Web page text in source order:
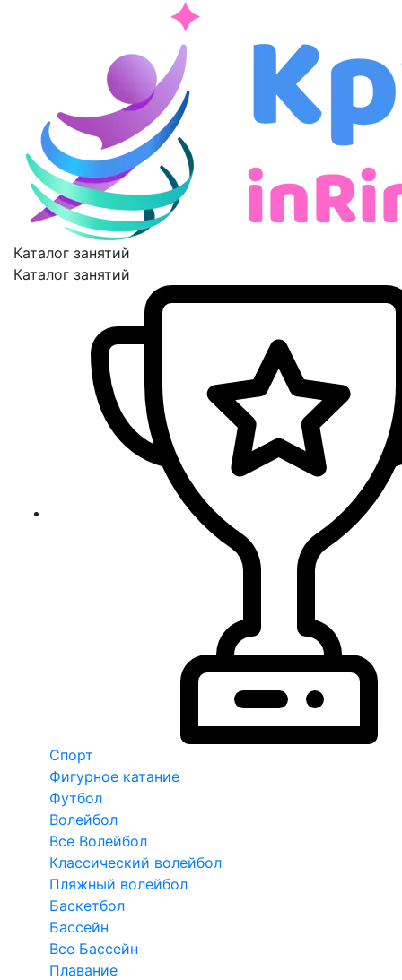
Каталог занятий
Каталог занятий
Спорт
Фигурное катание
Футбол
Волейбол
Все Волейбол
Классический волейбол
Пляжный волейбол
Баскетбол
Бассейн
Все Бассейн
Плавание